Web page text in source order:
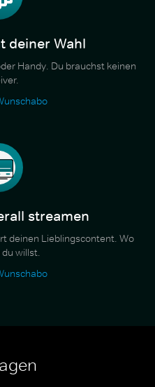
deiner Wahl
Handy. Du brauchst keinen
streamen
deinen Lieblingscontent. Wo
willst.